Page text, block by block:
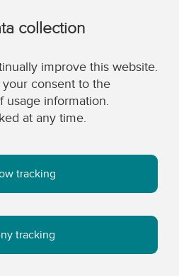
collection
improve this website.
consent to the
usage information.
at any time.
tracking
tracking